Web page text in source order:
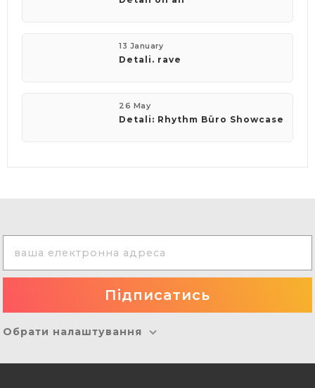
13 January
Detali. rave
26 May
Detali: Rhythm Büro Showcase
Обрати налаштування